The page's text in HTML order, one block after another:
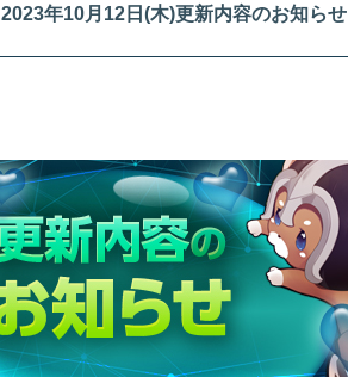
歴
2023年10月12日(木)更新内容のお知らせ